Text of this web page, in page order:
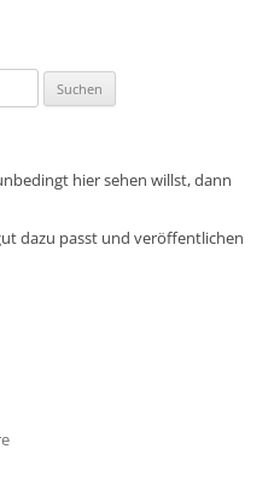
hier sehen willst, dann
dazu passt und veröffentlichen